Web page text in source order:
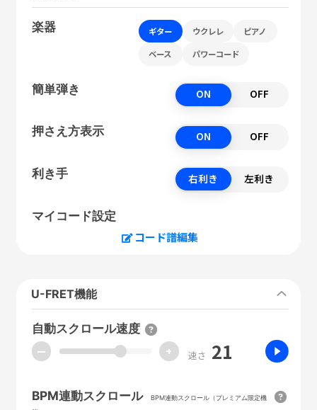
楽器 ギター ウクレレ ピアノ
ベース パワーコード
簡単弾き ON OFF
押さえ方表示 ON OFF
利き手 右利き 左利き
マイコード設定
コード譜編集
U-FRET機能
自動スクロール速度
ー + 速さ 21
BPM連動スクロール
BPM連動スクロール（プレミアム限定機